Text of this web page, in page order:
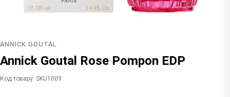
ANNICK GOUTAL
Annick Goutal Rose Pompon EDP
Код товару: SKU1009